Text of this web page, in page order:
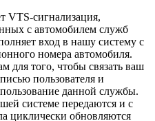
VTS-сигнализация,
с автомобилем служб
вход в нашу систему с
номера автомобиля.
для того, чтобы связать ваш
пользователя и
данной службы.
системе передаются и с
циклически обновляются